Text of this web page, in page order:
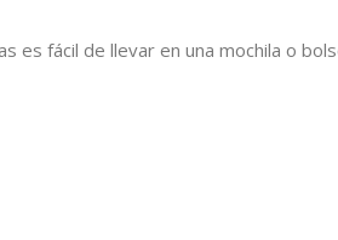
es fácil de llevar en una mochila o